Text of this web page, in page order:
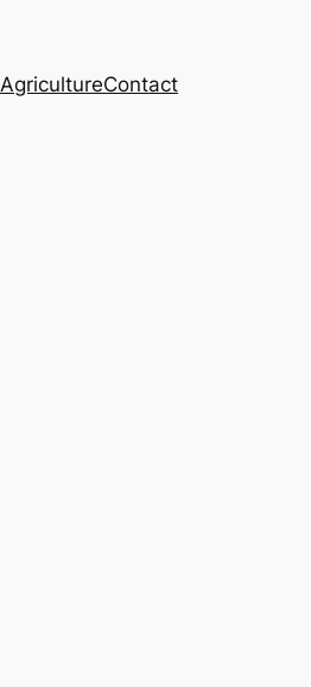
AgricultureContact